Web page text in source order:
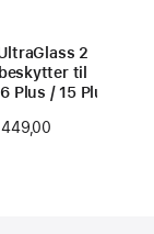
2
til
Plus / 15 Plus
449,00